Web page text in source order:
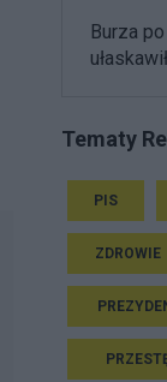
Burza
Tematy
PIS
ZDROWIE